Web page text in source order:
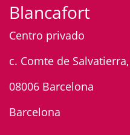
Blancafort
Centro privado
c. Comte de
08006 Barcelona
Barcelona